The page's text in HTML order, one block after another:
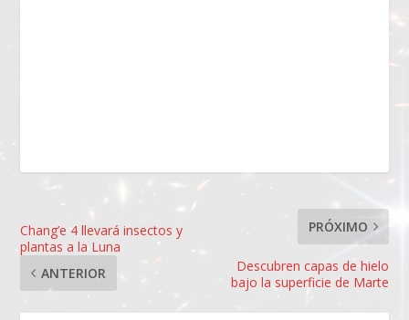
Chang’e 4 llevará insectos y
plantas a la Luna
ANTERIOR
PRÓXIMO
Descubren capas de hielo
bajo la superficie de Marte